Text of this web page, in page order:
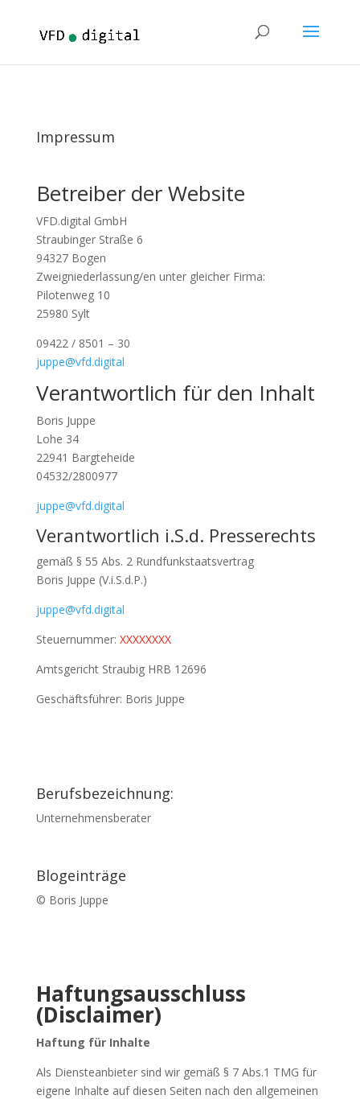
Impressum
Betreiber der Website
VFD.digital GmbH
Straubinger Straße 6
94327 Bogen
Zweigniederlassung/en unter gleicher Firma:
Pilotenweg 10
25980 Sylt
09422 / 8501 – 30
juppe@vfd.digital
Verantwortlich für den Inhalt
Boris Juppe
Lohe 34
22941 Bargteheide
04532/2800977
juppe@vfd.digital
Verantwortlich i.S.d. Presserechts
gemäß § 55 Abs. 2 Rundfunkstaatsvertrag
Boris Juppe (V.i.S.d.P.)
juppe@vfd.digital
Steuernummer: XXXXXXXX
Amtsgericht Straubig HRB 12696
Geschäftsführer: Boris Juppe
Berufsbezeichnung:
Unternehmensberater
Blogeinträge
© Boris Juppe
Haftungsausschluss
(Disclaimer)
Haftung für Inhalte
Als Diensteanbieter sind wir gemäß § 7 Abs.1 TMG für
eigene Inhalte auf diesen Seiten nach den allgemeinen